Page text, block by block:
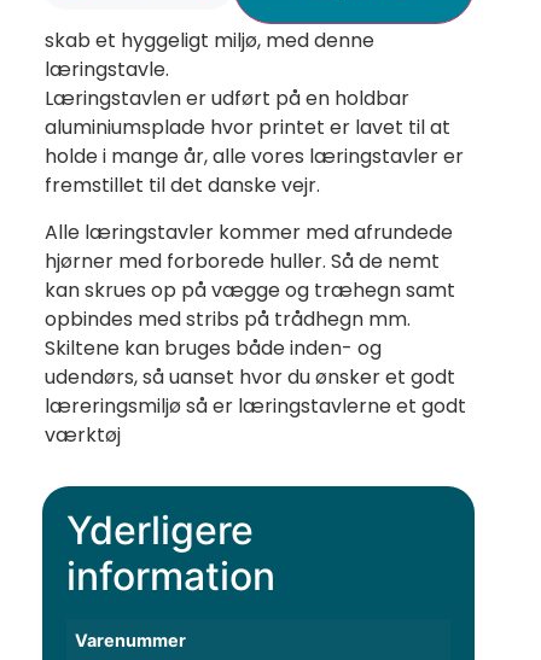
skab et hyggeligt miljø, med denne
læringstavle.
Læringstavlen er udført på en holdbar
aluminiumsplade hvor printet er lavet til at
holde i mange år, alle vores læringstavler er
fremstillet til det danske vejr.
Alle læringstavler kommer med afrundede
hjørner med forborede huller. Så de nemt
kan skrues op på vægge og træhegn samt
opbindes med stribs på trådhegn mm.
Skiltene kan bruges både inden- og
udendørs, så uanset hvor du ønsker et godt
læreringsmiljø så er læringstavlerne et godt
værktøj
Yderligere
information
Varenummer